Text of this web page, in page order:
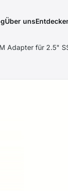
Über uns
Adapter für 2.5"